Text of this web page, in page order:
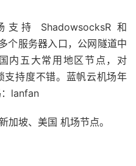
持 ShadowsocksR 和
个服务器入口，公网隧道中
内五大常用地区节点，对
持度不错。蓝帆云机场年
lanfan
加坡、美国 机场节点。